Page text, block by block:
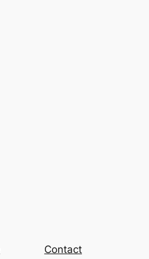
Contact